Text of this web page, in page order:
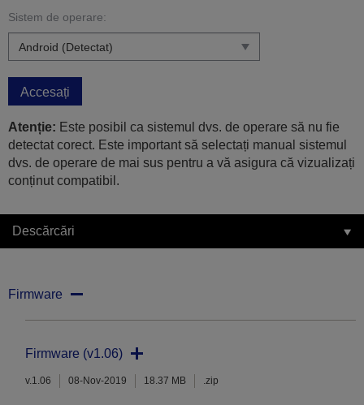
Sistem de operare:
Accesați
Atenție: Este posibil ca sistemul dvs. de operare să nu fie
detectat corect. Este important să selectați manual sistemul
dvs. de operare de mai sus pentru a vă asigura că vizualizați
conținut compatibil.
Descărcări
Firmware
Firmware (v1.06)
v.1.06 08-Nov-2019 18.37 MB .zip